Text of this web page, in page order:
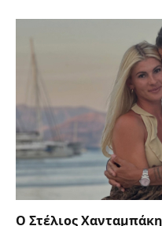
Ο Στέλιος